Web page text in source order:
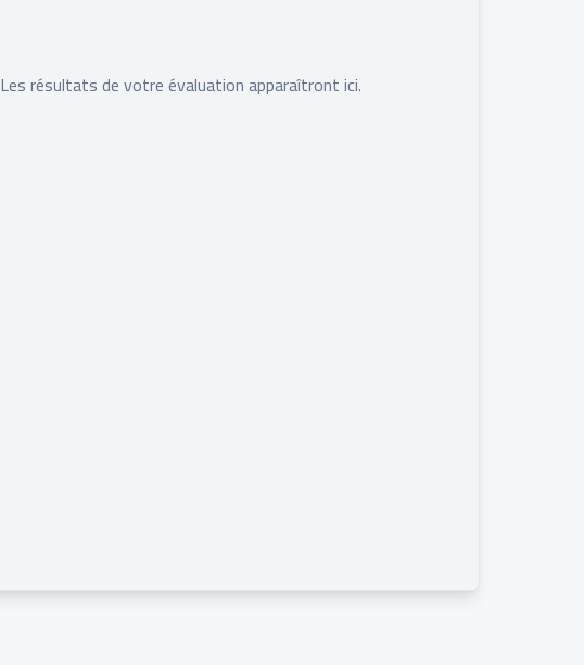
Les résultats de votre évaluation apparaîtront ici.